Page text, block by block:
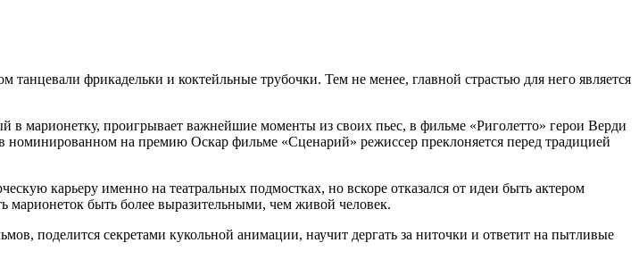
фрикадельки и коктейльные трубочки. Тем не менее, главной страстью для него является
проигрывает важнейшие моменты из своих пьес, в фильме «Риголетто» герои Верди
номинированном на премию Оскар фильме «Сценарий» режиссер преклоняется перед традицией
карьеру именно на театральных подмостках, но вскоре отказался от идеи быть актером
марионеток быть более выразительными, чем живой человек.
поделится секретами кукольной анимации, научит дергать за ниточки и ответит на пытливые